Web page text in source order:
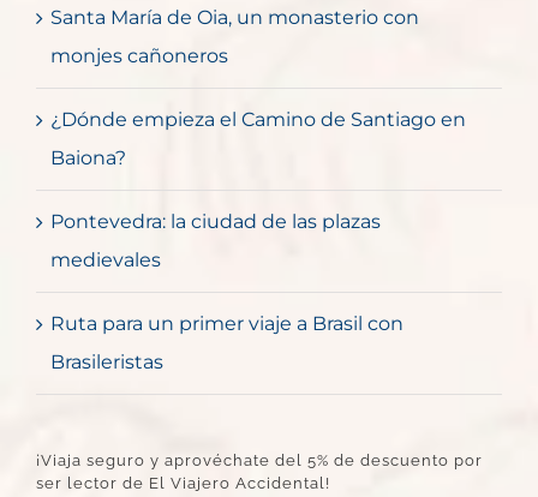
Santa María de Oia, un monasterio con
monjes cañoneros
¿Dónde empieza el Camino de Santiago en
Baiona?
Pontevedra: la ciudad de las plazas
medievales
Ruta para un primer viaje a Brasil con
Brasileristas
¡Viaja seguro y aprovéchate del 5% de descuento por
ser lector de El Viajero Accidental!